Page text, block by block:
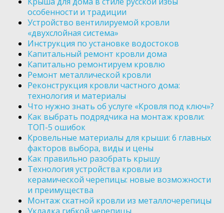
особенности и традиции
Устройство вентилируемой кровли
«двухслойная система»
Инструкция по установке водостоков
Капитальный ремонт кровли дома
Капитально ремонтируем кровлю
Ремонт металлической кровли
Реконструкция кровли частного дома:
технология и материалы
Что нужно знать об услуге «Кровля под ключ»?
Как выбрать подрядчика на монтаж кровли:
ТОП-5 ошибок
Кровельные материалы для крыши: 6 главных
факторов выбора, виды и цены
Как правильно разобрать крышу
Технология устройства кровли из
керамической черепицы: новые возможности
и преимущества
Монтаж скатной кровли из металлочерепицы